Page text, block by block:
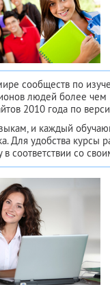
сообществ по
людей более чем
2010 года по
и каждый
Для удобства курсы
соответствии со